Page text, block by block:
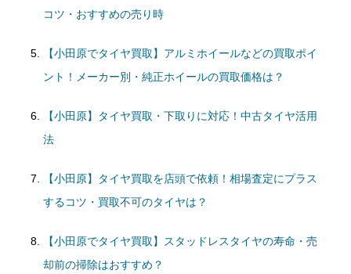
コツ・おすすめの売り時
【小田原でタイヤ買取】アルミホイールなどの買取ポイ
ント！メーカー別・純正ホイールの買取価格は？
【小田原】タイヤ買取・下取りに対応！中古タイヤ活用
法
【小田原】タイヤ買取を店頭で依頼！相場査定にプラス
するコツ・買取不可のタイヤは？
【小田原でタイヤ買取】スタッドレスタイヤの寿命・売
却前の掃除はおすすめ？